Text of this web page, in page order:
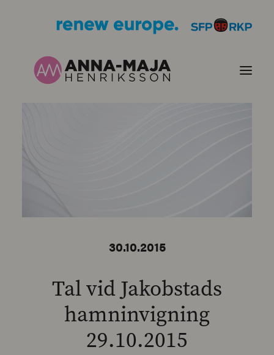
SEARCH
30.10.2015
Tal vid Jakobstads
hamninvigning
29.10.2015